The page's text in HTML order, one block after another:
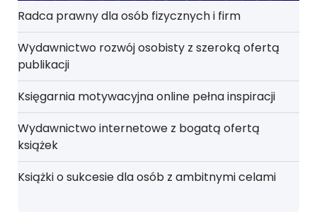
Radca prawny dla osób fizycznych i firm
Wydawnictwo rozwój osobisty z szeroką ofertą
publikacji
Księgarnia motywacyjna online pełna inspiracji
Wydawnictwo internetowe z bogatą ofertą
książek
Książki o sukcesie dla osób z ambitnymi celami